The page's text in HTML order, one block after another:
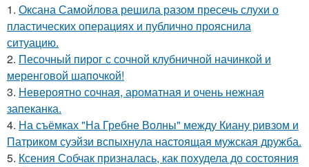
1. Оксана Самойлова решила разом пресечь слухи о
пластических операциях и публично прояснила
ситуацию.
2. Песочный пирог с сочной клубничной начинкой и
меренговой шапочкой!
3. Невероятно сочная, ароматная и очень нежная
запеканка.
4. На съёмках "На Гребне Волны" между Киану ривзом и
Патриком суэйзи вспыхнула настоящая мужская дружба.
5. Ксения Собчак призналась, как похудела до состояния